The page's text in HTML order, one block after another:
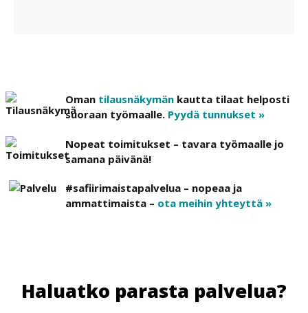
Oman tilausnäkymän kautta tilaat helposti
suoraan työmaalle. Pyydä tunnukset »
Nopeat toimitukset – tavara työmaalle jo
samana päivänä!
#safiirimaistapalvelua – nopeaa ja
ammattimaista – ota meihin yhteyttä »
Haluatko parasta palvelua?